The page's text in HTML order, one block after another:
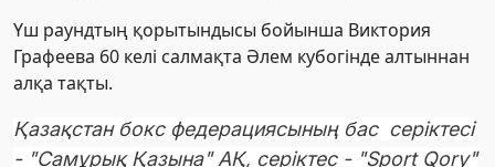
Үш раундтың қорытындысы бойынша Виктория
Графеева 60 келі салмақта Әлем кубогінде алтыннан
алқа тақты.
Қазақстан бокс федерациясының бас серіктесі
- "Самұрық Қазына" АҚ, серіктес - "Sport Qory"